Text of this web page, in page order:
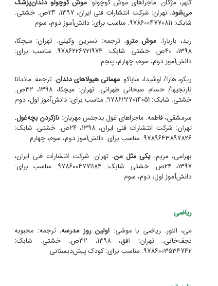
کلهر، مژگان. ماجراهای موش کوچولو: موش کوچولو دندان‌پزشک
می‌شود.
تهران: شرکت انتشارات فنی ایران، 1397، 24ص. خشتی.
شابک: 9786004770811. مناسب برای: دانش‌آموز دوم، سوم
رید، باربارا. موش مترو.ترجمه: نسرین وکیلی. تهران: میچکا،
1398، 40ص. خشتی. شابک: 9786226721974. مناسب برای:
دانش‌آموز دوم، سوم، چهارم، پنجم
ریکو، هارا/ اوشیدا، سایاکو. مهمانی هیولا‌های دندان. ترجمه: ماندانا
نارنجیها/ حسام سبحانی طهرانی. تهران: میچکا، 1398، 32ص.
خشتی. شابک: 9786227014051. مناسب برای: دانش‌آموز اول، دوم
سرمشقی، فاطمه. ماجراهای غول بدجنس مهربان: ناز‌کردن بچه‌غول.
تهران: شرکت انتشارات فنی ایران، 1398، 24ص. خشتی. شابک:
9789643897826. مناسب برای: دانش‌آموز دوم، سوم، چهارم
بهرامی، مریم. یکی مثل من. تهران: شرکت انتشارات فنی ایران،
1397، 24ص. خشتی. شابک: 9786004771184. مناسب برای:
دانش‌آموز اول، دوم، سوم
ریاضی
می، النور. ریاضی با موشی: اولین روز مدرسه.ترجمه: محبوبه
نجف‌خانی. تهران: افق، 1398، 32ص. خشتی. شابک:
9786003534742. مناسب برای: کودک پیش‌دبستانی